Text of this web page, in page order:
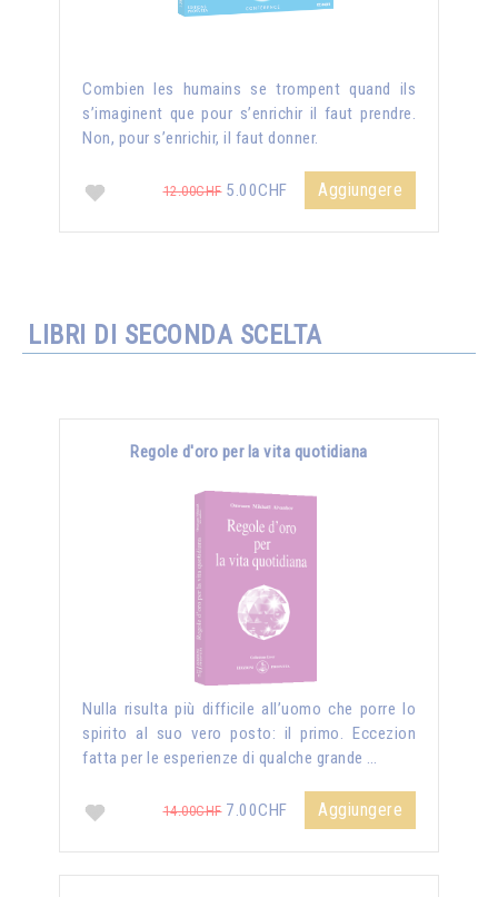
Combien les humains se trompent quand ils
s’imaginent que pour s’enrichir il faut prendre.
Non, pour s’enrichir, il faut donner.
12.00CHF5.00CHF Aggiungere
LIBRI DI SECONDA SCELTA
Regole d'oro per la vita quotidiana
Nulla risulta più difficile all’uomo che porre lo
spirito al suo vero posto: il primo. Eccezion
fatta per le esperienze di qualche grande …
14.00CHF7.00CHF Aggiungere